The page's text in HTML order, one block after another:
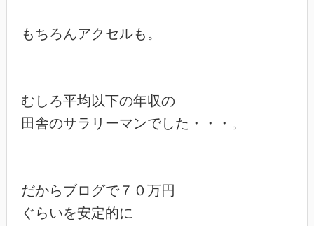
もちろんアクセルも。
むしろ平均以下の年収の
田舎のサラリーマンでした・・・。
だからブログで７０万円
ぐらいを安定的に